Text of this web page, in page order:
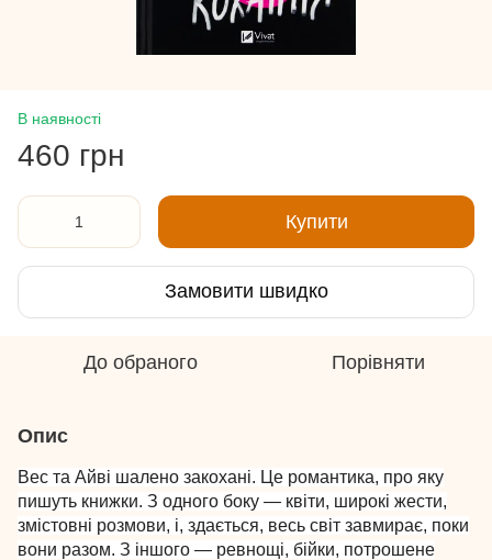
В наявності
460 грн
Купити
Замовити швидко
До обраного Порівняти
Опис
Вес та Айві шалено закохані. Це романтика, про яку
пишуть книжки. З одного боку — квіти, широкі жести,
змістовні розмови, і, здається, весь світ завмирає, поки
вони разом. З іншого — ревнощі, бійки, потрошене